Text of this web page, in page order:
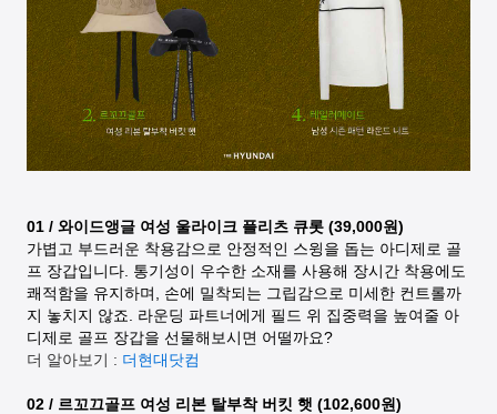
01 / 와이드앵글 여성 울라이크 플리츠 큐롯 (39,000원)
가볍고 부드러운 착용감으로 안정적인 스윙을 돕는 아디제로 골
프 장갑입니다. 통기성이 우수한 소재를 사용해 장시간 착용에도
쾌적함을 유지하며, 손에 밀착되는 그립감으로 미세한 컨트롤까
지 놓치지 않죠. 라운딩 파트너에게 필드 위 집중력을 높여줄 아
디제로 골프 장갑을 선물해보시면 어떨까요?
더 알아보기 : 더현대닷컴
02 / 르꼬끄골프 여성 리본 탈부착 버킷 햇 (102,600원)